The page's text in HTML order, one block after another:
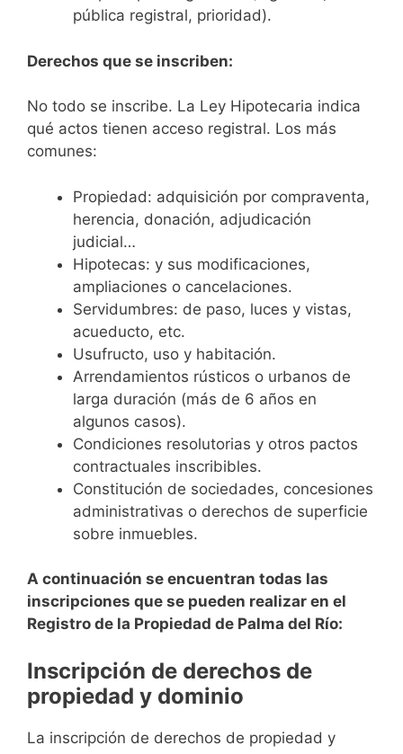
pública registral, prioridad).
Derechos que se inscriben:
No todo se inscribe. La Ley Hipotecaria indica
qué actos tienen acceso registral. Los más
comunes:
Propiedad: adquisición por compraventa,
herencia, donación, adjudicación
judicial…
Hipotecas: y sus modificaciones,
ampliaciones o cancelaciones.
Servidumbres: de paso, luces y vistas,
acueducto, etc.
Usufructo, uso y habitación.
Arrendamientos rústicos o urbanos de
larga duración (más de 6 años en
algunos casos).
Condiciones resolutorias y otros pactos
contractuales inscribibles.
Constitución de sociedades, concesiones
administrativas o derechos de superficie
sobre inmuebles.
A continuación se encuentran todas las
inscripciones que se pueden realizar en el
Registro de la Propiedad de Palma del Río:
Inscripción de derechos de
propiedad y dominio
La inscripción de derechos de propiedad y